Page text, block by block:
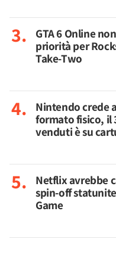
GTA 6 Online
priorità per
Take-Two
Nintendo crede
formato fisico, il
venduti è su
Netflix avrebbe
spin-off
Game